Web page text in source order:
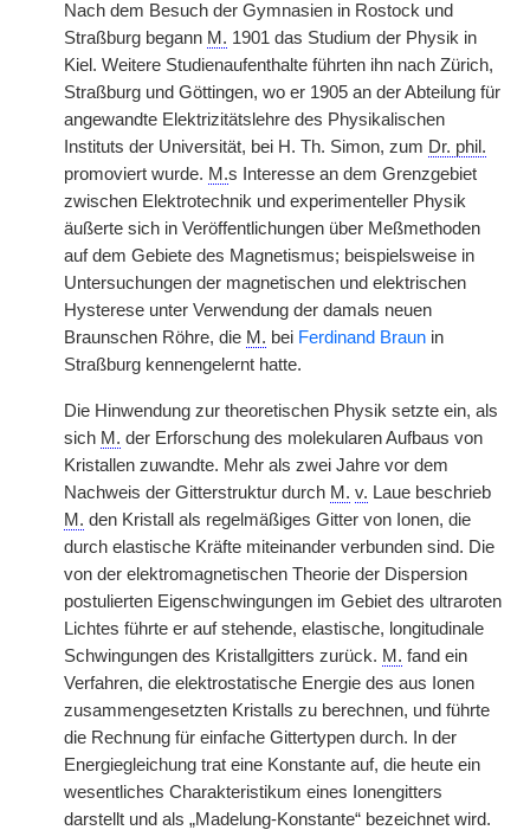
Nach dem Besuch der Gymnasien in Rostock und
Straßburg begann M. 1901 das Studium der Physik in
Kiel. Weitere Studienaufenthalte führten ihn nach Zürich,
Straßburg und Göttingen, wo er 1905 an der Abteilung für
angewandte Elektrizitätslehre des Physikalischen
Instituts der Universität, bei H. Th. Simon, zum Dr. phil.
promoviert wurde. M.s Interesse an dem Grenzgebiet
zwischen Elektrotechnik und experimenteller Physik
äußerte sich in Veröffentlichungen über Meßmethoden
auf dem Gebiete des Magnetismus; beispielsweise in
Untersuchungen der magnetischen und elektrischen
Hysterese unter Verwendung der damals neuen
Braunschen Röhre, die M. bei Ferdinand Braun in
Straßburg kennengelernt hatte.
Die Hinwendung zur theoretischen Physik setzte ein, als
sich M. der Erforschung des molekularen Aufbaus von
Kristallen zuwandte. Mehr als zwei Jahre vor dem
Nachweis der Gitterstruktur durch M. v. Laue beschrieb
M. den Kristall als regelmäßiges Gitter von Ionen, die
durch elastische Kräfte miteinander verbunden sind. Die
von der elektromagnetischen Theorie der Dispersion
postulierten Eigenschwingungen im Gebiet des ultraroten
Lichtes führte er auf stehende, elastische, longitudinale
Schwingungen des Kristallgitters zurück. M. fand ein
Verfahren, die elektrostatische Energie des aus Ionen
zusammengesetzten Kristalls zu berechnen, und führte
die Rechnung für einfache Gittertypen durch. In der
Energiegleichung trat eine Konstante auf, die heute ein
wesentliches Charakteristikum eines Ionengitters
darstellt und als „Madelung-Konstante“ bezeichnet wird.